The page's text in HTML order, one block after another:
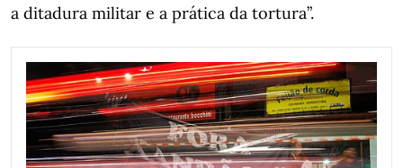
a ditadura militar e a prática da tortura”.